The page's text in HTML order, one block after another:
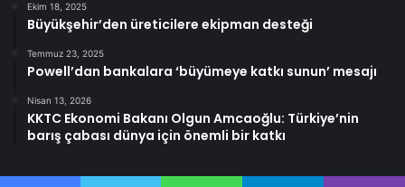
Ekim 18, 2025
Büyükşehir’den üreticilere ekipman desteği
Temmuz 23, 2025
Powell’dan bankalara ‘büyümeye katkı sunun’ mesajı
Nisan 13, 2026
KKTC Ekonomi Bakanı Olgun Amcaoğlu: Türkiye’nin
barış çabası dünya için önemli bir katkı